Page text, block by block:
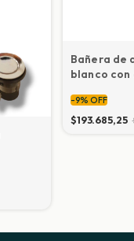
Bañera de
blanco con
-9% OFF
$193.685,25